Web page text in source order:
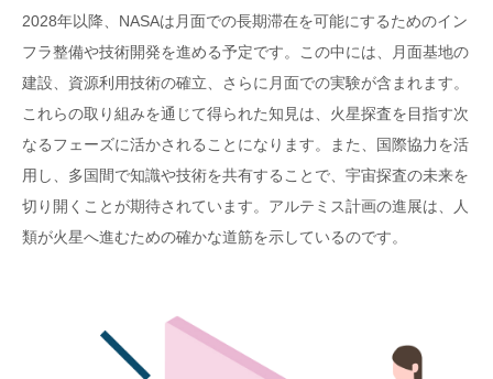
2028年以降、NASAは月面での長期滞在を可能にするためのイン
フラ整備や技術開発を進める予定です。この中には、月面基地の
建設、資源利用技術の確立、さらに月面での実験が含まれます。
これらの取り組みを通じて得られた知見は、火星探査を目指す次
なるフェーズに活かされることになります。また、国際協力を活
用し、多国間で知識や技術を共有することで、宇宙探査の未来を
切り開くことが期待されています。アルテミス計画の進展は、人
類が火星へ進むための確かな道筋を示しているのです。